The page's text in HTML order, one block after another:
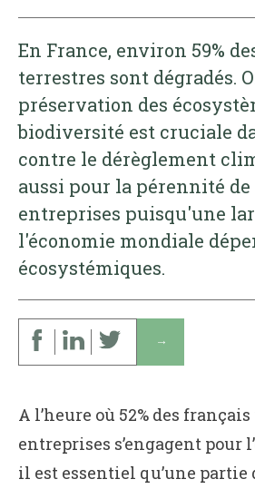
En France, environ 59%
terrestres sont dégradés.
préservation des
biodiversité est cruciale
contre le dérèglement
aussi pour la pérennité de
entreprises puisqu'une
l'économie mondiale
écosystémiques.
↓
A l’heure où 52% des
entreprises s’engagent pour
il est essentiel qu’une partie